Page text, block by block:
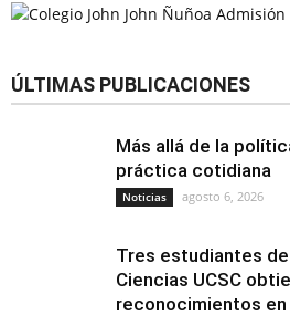
ÚLTIMAS PUBLICACIONES
Más allá de la
práctica cotidiana
Noticias agosto 6, 2026
Tres estudiantes
Ciencias UCSC
reconocimientos en